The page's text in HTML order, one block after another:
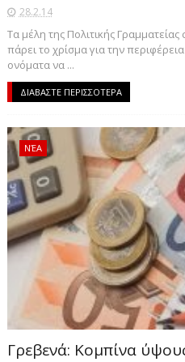
28.2.14
Τα μέλη της Πολιτικής
πάρει το χρίσμα για την
ονόματα να ...
ΔΙΑΒΑΣΤΕ ΠΕΡΙΣΣΟΤΕΡΑ
ΝΈΑ
Γρεβενά: Κομπίνα